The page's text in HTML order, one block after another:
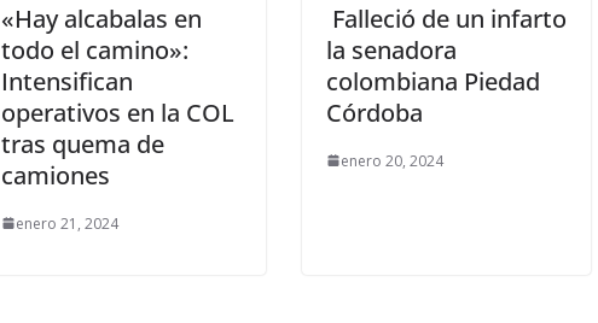
«Hay alcabalas en
todo el camino»:
Intensifican
operativos en la COL
tras quema de
camiones
enero 21, 2024
Falleció de un infarto
la senadora
colombiana Piedad
Córdoba
enero 20, 2024